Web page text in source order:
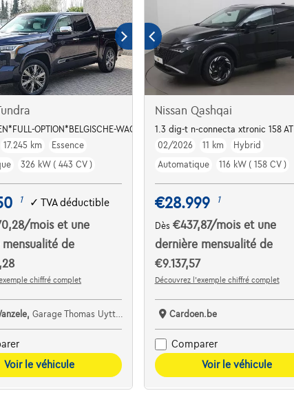
OPTION*BELGISCHE-WAGEN*PANORAMI-DAK
17.245 km
Essence
326 kW ( 443 CV )
1 ✓TVA déductible
/moiset une
de
chiffré complet
Garage Thomas Uyttendaele
Voir le véhicule
Nissan Qashqai
1.3 dig-t n-connecta xtronic 158 AT
02/2026
11 km
Hybrid
Automatique
116 kW ( 158 CV )
€28.999 1
Dès €437,87/mois et une
dernière mensualité de
€9.137,57
Découvrez l’exemple chiffré complet
Cardoen.be
Comparer
Voir le véhicule